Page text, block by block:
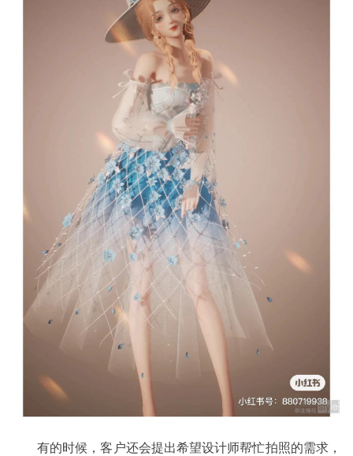
有的时候，客户还会提出希望设计师帮忙拍照的需求，